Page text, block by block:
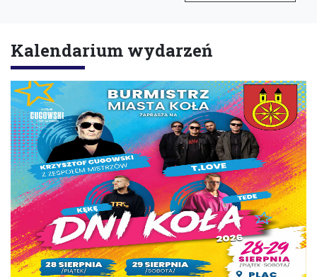
Kalendarium wydarzeń